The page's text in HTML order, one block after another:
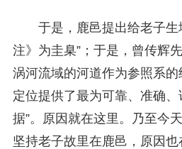
于是，鹿邑提出给老子
注》为圭臬”；于是，曾传辉
涡河流域的河道作为参照系
定位提供了最为可靠、准确
据”。原因就在这里。乃至今
坚持老子故里在鹿邑，原因也